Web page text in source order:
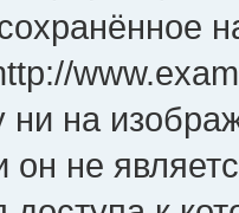
ни на
он не